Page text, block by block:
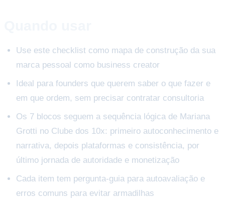
Use este checklist como mapa de construção da sua
marca pessoal como business creator
Ideal para founders que querem saber o que fazer e
em que ordem, sem precisar contratar consultoria
Os 7 blocos seguem a sequência lógica de Mariana
Grotti no Clube dos 10x: primeiro autoconhecimento e
narrativa, depois plataformas e consistência, por
último jornada de autoridade e monetização
Cada item tem pergunta-guia para autoavaliação e
erros comuns para evitar armadilhas